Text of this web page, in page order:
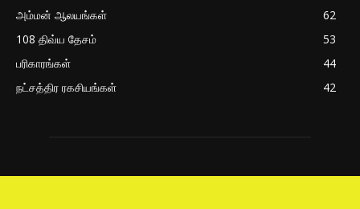
அம்மன் ஆலயங்கள்
62
108 திவ்ய தேசம்
53
பரிகாரங்கள்
44
நட்சத்திர ரகசியங்கள்
42